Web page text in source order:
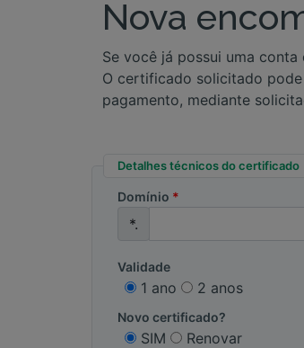
Nova
Se você já possui uma
O certificado solicitado
pagamento, mediante
Detalhes técnicos do certificado
Domínio
*.
Validade
1 ano 2 anos
Novo certificado?
SIM Renovar